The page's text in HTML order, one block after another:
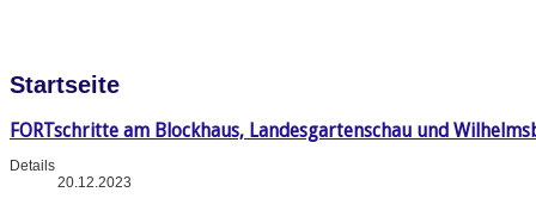
Startseite
FORTschritte am Blockhaus, Landesgartenschau und
Details
20.12.2023